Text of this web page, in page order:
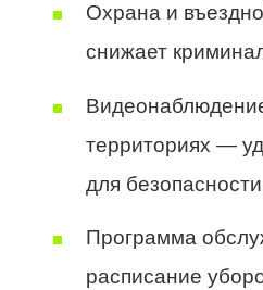
Охрана и
снижает
территориях —
для
Программа
расписание